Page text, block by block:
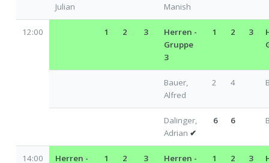
Julian
Manish
12:00 1 2 3
Herren -
Gruppe
3
1 2 3
Bauer,
Alfred
2 4
Dalinger,
Adrian ✔
6 6
14:00
Herren -
1 2 3
Herren -
1 2 3